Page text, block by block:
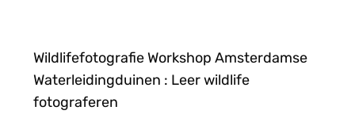
Wildlifefotografie Workshop Amsterdamse
Waterleidingduinen : Leer wildlife
fotograferen